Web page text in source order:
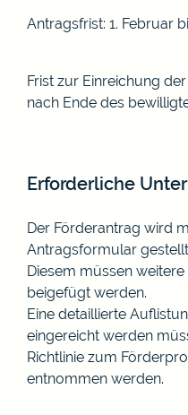
Antragsfrist: 1. Februar
Frist zur Einreichung
nach Ende des
Erforderliche
Der Förderantrag wird
Antragsformular
Diesem müssen
beigefügt werden.
Eine detaillierte
eingereicht werden
Richtlinie zum
entnommen werden.